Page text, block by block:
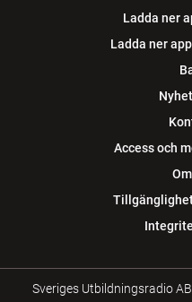
Ladda ner
Ladda ner
Access och
Sveriges Utbildningsradio AB